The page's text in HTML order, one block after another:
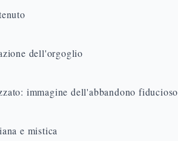
dell'orgoglio
immagine dell'abbandono fiducioso
e mistica